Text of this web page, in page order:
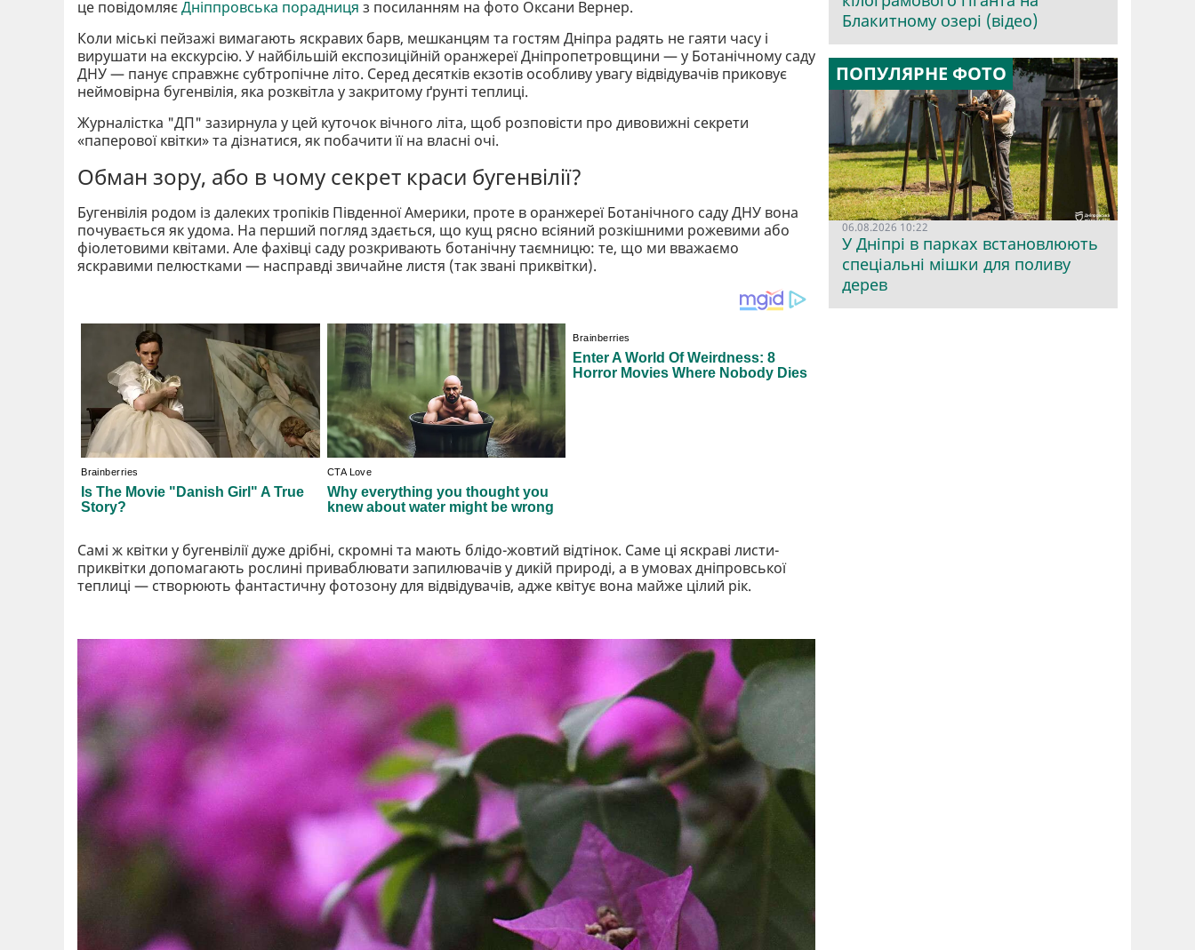
це повідомляєДніппровська порадниця з посиланням на фото Оксани Вернер.
Коли міські пейзажі вимагають яскравих барв, мешканцям та гостям Дніпра радять не гаяти часу і
вирушати на екскурсію. У найбільшій експозиційній оранжереї Дніпропетровщини — у Ботанічному саду
ДНУ — панує справжнє субтропічне літо. Серед десятків екзотів особливу увагу відвідувачів приковує
неймовірна бугенвілія, яка розквітла у закритому ґрунті теплиці.
Журналістка "ДП" зазирнула у цей куточок вічного літа, щоб розповісти про дивовижні секрети
«паперової квітки» та дізнатися, як побачити її на власні очі.
Обман зору, або в чому секрет краси бугенвілії?
Бугенвілія родом із далеких тропіків Південної Америки, проте в оранжереї Ботанічного саду ДНУ вона
почувається як удома. На перший погляд здається, що кущ рясно всіяний розкішними рожевими або
фіолетовими квітами. Але фахівці саду розкривають ботанічну таємницю: те, що ми вважаємо
яскравими пелюстками — насправді звичайне листя (так звані приквітки).
Самі ж квітки у бугенвілії дуже дрібні, скромні та мають блідо-жовтий відтінок. Саме ці яскраві листи-
приквітки допомагають рослині приваблювати запилювачів у дикій природі, а в умовах дніпровської
теплиці — створюють фантастичну фотозону для відвідувачів, адже квітує вона майже цілий рік.
Блакитному озері (відео)
ПОПУЛЯРНЕ ФОТО
06.08.2026 10:22
У Дніпрі в парках встановлюють
спеціальні мішки для поливу
дерев